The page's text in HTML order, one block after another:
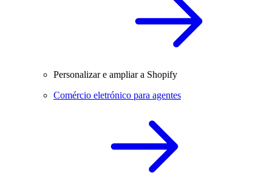
Personalizar e ampliar a Shopify
Comércio eletrónico para agentes